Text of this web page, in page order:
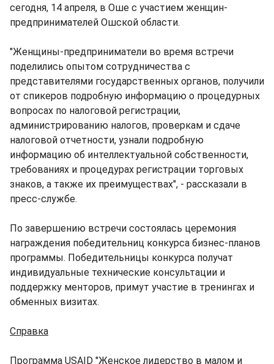
сегодня, 14 апреля, в Оше с участием женщин-
предпринимателей Ошской области.
"Женщины-предприниматели во время встречи
поделились опытом сотрудничества с
представителями государственных органов, получили
от спикеров подробную информацию о процедурных
вопросах по налоговой регистрации,
администрированию налогов, проверкам и сдаче
налоговой отчетности, узнали подробную
информацию об интеллектуальной собственности,
требованиях и процедурах регистрации торговых
знаков, а также их преимуществах", - рассказали в
пресс-службе.
По завершению встречи состоялась церемония
награждения победительниц конкурса бизнес-планов
программы. Победительницы конкурса получат
индивидуальные технические консультации и
поддержку менторов, примут участие в тренингах и
обменных визитах.
Справка
Программа USAID "Женское лидерство в малом и